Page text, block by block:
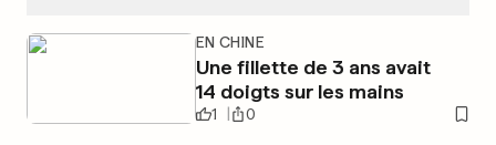
EN CHINE
Une fillette de 3 ans avait
14 doigts sur les mains
1 0